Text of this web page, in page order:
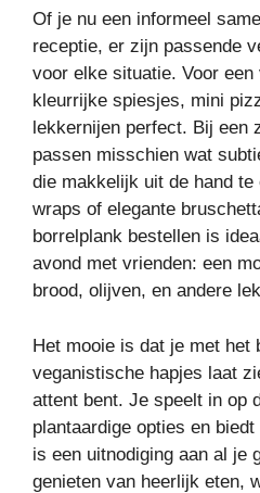
Of je nu een informeel
receptie, er zijn passende
voor elke situatie. Voor
kleurrijke spiesjes, mini
lekkernijen perfect. Bij een
passen misschien wat
die makkelijk uit de hand
wraps of elegante
borrelplank bestellen is
avond met vrienden: een
brood, olijven, en andere
Het mooie is dat je met het
veganistische hapjes laat
attent bent. Je speelt in op
plantaardige opties en
is een uitnodiging aan al je
genieten van heerlijk eten,